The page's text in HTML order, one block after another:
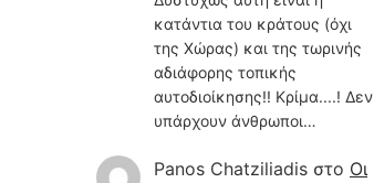
κατάντια του κράτους (όχι
της Χώρας) και της τωρινής
αδιάφορης τοπικής
αυτοδιοίκησης!! Κρίμα....! Δεν
υπάρχουν άνθρωποι…
Panos Chatziliadis στο Οι